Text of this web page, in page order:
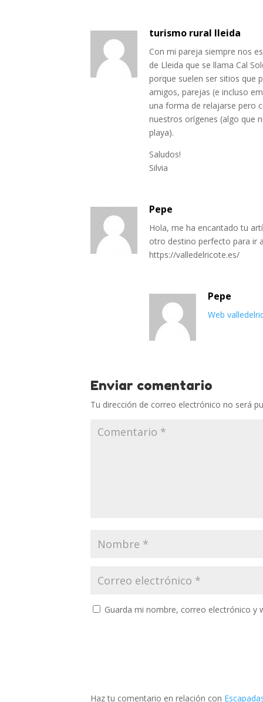
turismo rural lleida
Con mi pareja siempre nos
de Lleida que se llama Cal
porque suelen ser sitios que
amigos, parejas (e incluso
una forma de relajarse pero
nuestros orígenes (algo que
playa).
Saludos!
Silvia
Pepe
Hola, me ha encantado tu
otro destino perfecto para ir
https://valledelricote.es/
Pepe
Web
Enviar comentario
Tu dirección de correo electrónico no será
Guarda mi nombre, correo electrónico y
Haz tu comentario en relación con